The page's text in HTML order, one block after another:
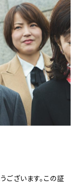
ございます。この証